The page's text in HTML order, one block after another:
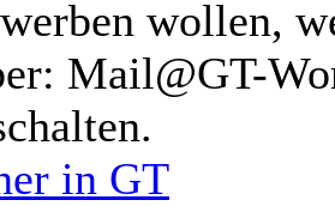
wollen,
Mail@GT-
in GT